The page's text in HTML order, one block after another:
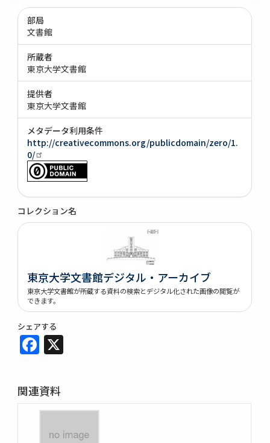
部局
文書館
所蔵者
東京大学文書館
提供者
東京大学文書館
メタデータ利用条件
http://creativecommons.org/publicdomain/zero/1.
0/
コレクション名
東京大学文書館デジタル・アーカイブ
東京大学文書館が所蔵する資料の検索とデジタル化された画像の閲覧が
できます。
シェアする
Facebook
関連資料